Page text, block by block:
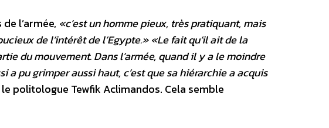
l’armée, «c’est un homme pieux, très pratiquant, mais
de l’intérêt de l’Egypte.» «Le fait qu’il ait de la
du mouvement. Dans l’armée, quand il y a le moindre
pu grimper aussi haut, c’est que sa hiérarchie a acquis
politologue Tewfik Aclimandos. Cela semble